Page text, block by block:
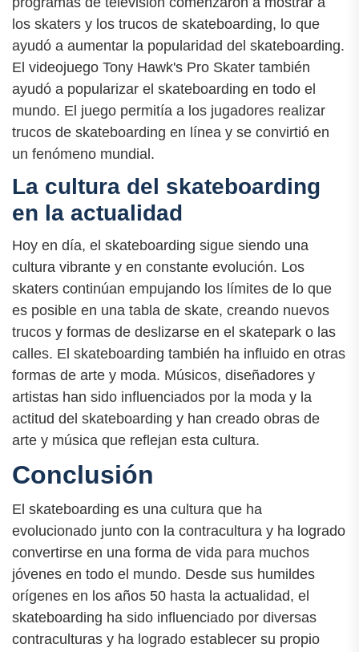
los skaters y los trucos de skateboarding, lo que
ayudó a aumentar la popularidad del skateboarding.
El videojuego Tony Hawk's Pro Skater también
ayudó a popularizar el skateboarding en todo el
mundo. El juego permitía a los jugadores realizar
trucos de skateboarding en línea y se convirtió en
un fenómeno mundial.
La cultura del skateboarding
en la actualidad
Hoy en día, el skateboarding sigue siendo una
cultura vibrante y en constante evolución. Los
skaters continúan empujando los límites de lo que
es posible en una tabla de skate, creando nuevos
trucos y formas de deslizarse en el skatepark o las
calles. El skateboarding también ha influido en otras
formas de arte y moda. Músicos, diseñadores y
artistas han sido influenciados por la moda y la
actitud del skateboarding y han creado obras de
arte y música que reflejan esta cultura.
Conclusión
El skateboarding es una cultura que ha
evolucionado junto con la contracultura y ha logrado
convertirse en una forma de vida para muchos
jóvenes en todo el mundo. Desde sus humildes
orígenes en los años 50 hasta la actualidad, el
skateboarding ha sido influenciado por diversas
contraculturas y ha logrado establecer su propio